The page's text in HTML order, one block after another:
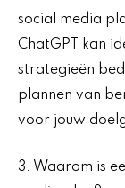
social media
ChatGPT kan
strategieën
plannen van
voor jouw
3. Waarom is